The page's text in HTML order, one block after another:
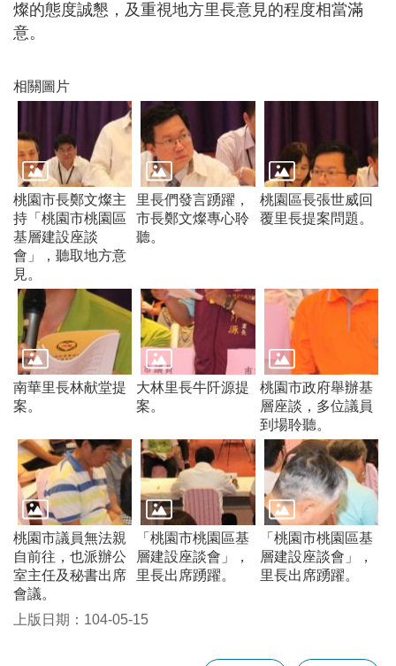
訊
錄
關
資
回
首
頁
網
站
導
覽
市
政
信
箱
常
問
題
桃
園
市
政
府
E
n
燦的態度誠懇，及重視地方里長意見的程度相當滿
意。
相關圖片
桃園市長鄭文燦主
持「桃園市桃園區
基層建設座談
會」，聽取地方意
見。
里長們發言踴躍，
市長鄭文燦專心聆
聽。
桃園區長張世威回
覆里長提案問題。
南華里長林献堂提
案。
大林里長牛阡源提
案。
桃園市政府舉辦基
層座談，多位議員
到場聆聽。
桃園市議員無法親
自前往，也派辦公
室主任及秘書出席
會議。
「桃園市桃園區基
層建設座談會」，
里長出席踴躍。
「桃園市桃園區基
層建設座談會」，
里長出席踴躍。
上版日期：104-05-15